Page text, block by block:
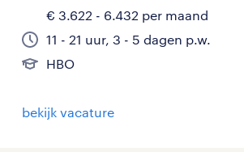
€ 3.622 - 6.432 per maand
11 - 21 uur, 3 - 5 dagen p.w.
HBO
bekijk vacature